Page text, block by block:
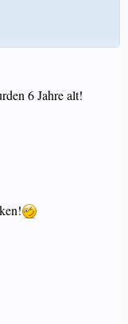
6 Jahre alt!